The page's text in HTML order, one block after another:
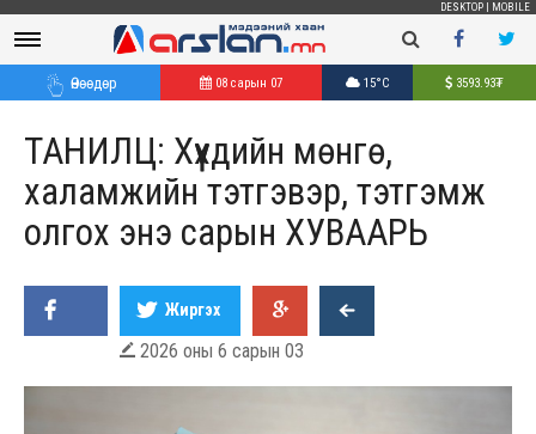
DESKTOP MOBILE
Өнөөдөр 08 сарын 07 15°C 3593.93₮
ТАНИЛЦ: Хүүхдийн мөнгө,
халамжийн тэтгэвэр, тэтгэмж
олгох энэ сарын ХУВААРЬ
Жиргэх
 2026 оны 6 сарын 03